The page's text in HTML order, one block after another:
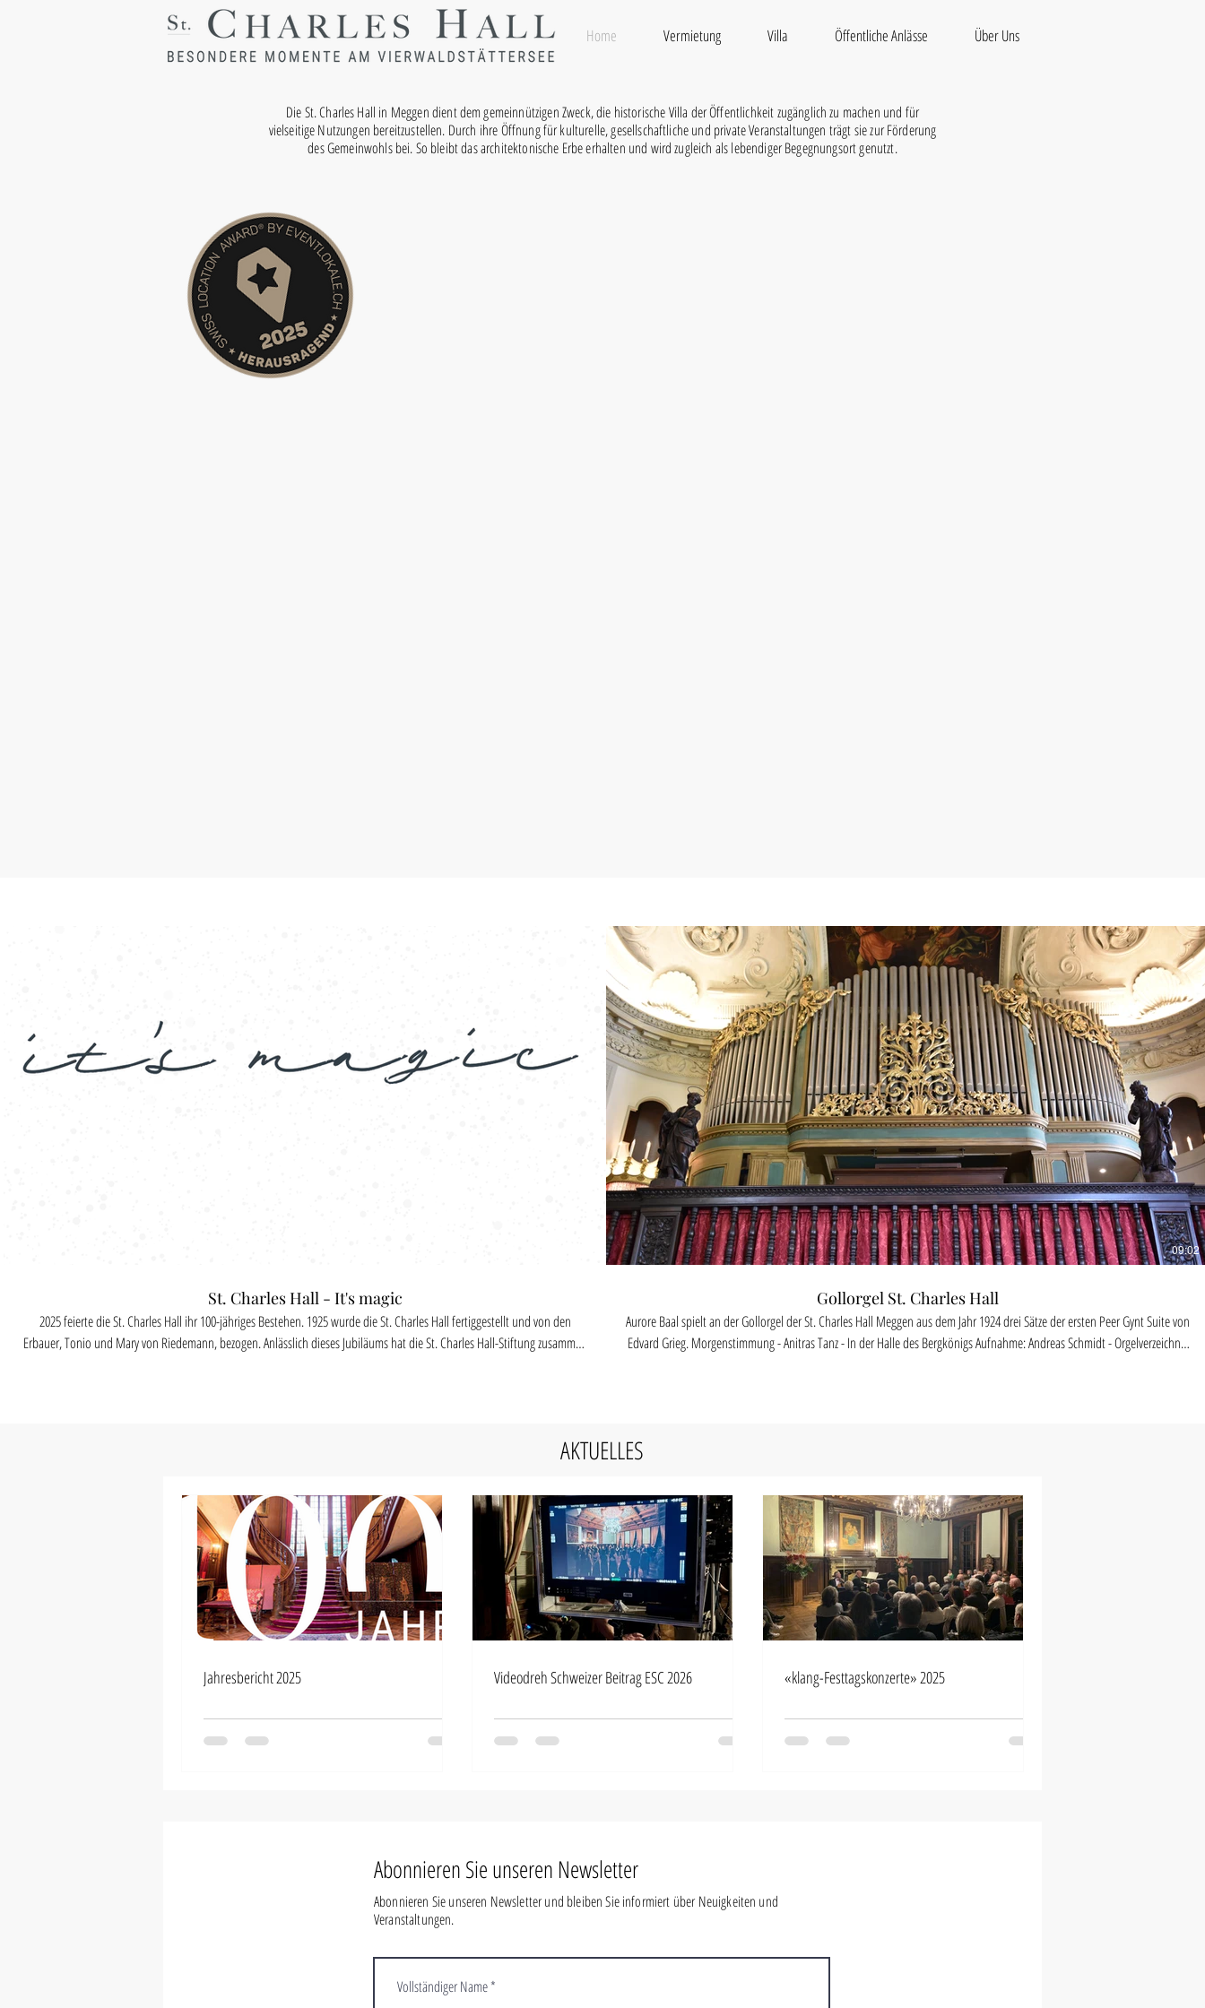
Home Vermietung Villa Öffentliche Anlässe Über Uns
Die St. Charles Hall in Meggen dient dem gemeinnützigen Zweck, die historische Villa der Öffentlichkeit zugänglich zu machen und für
vielseitige Nutzungen bereitzustellen. Durch ihre Öffnung für kulturelle, gesellschaftliche und private Veranstaltungen trägt sie zur Förderung
des Gemeinwohls bei. So bleibt das architektonische Erbe erhalten und wird zugleich als lebendiger Begegnungsort genutzt.
St. Charles Hall - It's magic
2025 feierte die St. Charles Hall ihr 100-jähriges Bestehen. 1925 wurde die St. Charles Hall fertiggestellt und von den
Erbauer, Tonio und Mary von Riedemann, bezogen. Anlässlich dieses Jubiläums hat die St. Charles Hall-Stiftung zusammen
Video abspielen
09:02
Gollorgel St. Charles Hall
Aurore Baal spielt an der Gollorgel der St. Charles Hall Meggen aus dem Jahr 1924 drei Sätze der ersten Peer Gynt Suite von
Edvard Grieg. Morgenstimmung - Anitras Tanz - In der Halle des Bergkönigs Aufnahme: Andreas Schmidt - Orgelverzeichnis
AKTUELLES
Jahresbericht 2025 Videodreh Schweizer Beitrag ESC 2026 «klang-Festtagskonzerte» 2025
Abonnieren Sie unseren Newsletter
Abonnieren Sie unseren Newsletter und bleiben Sie informiert über Neuigkeiten und
Veranstaltungen.